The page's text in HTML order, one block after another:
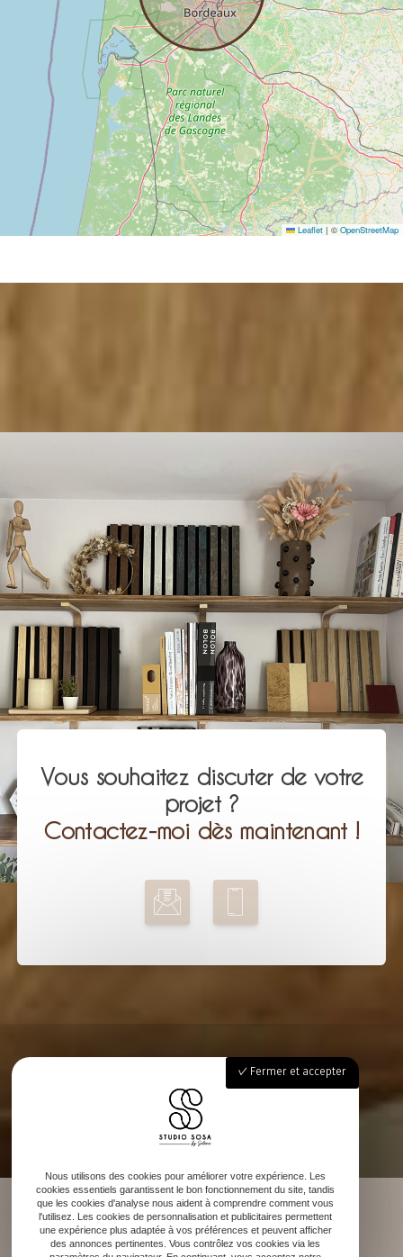
Leaflet | © OpenStreetMap
Vous souhaitez discuter de votre
projet ?
Contactez-moi dès maintenant !
Fermer et accepter
Nous utilisons des cookies pour améliorer votre expérience. Les
cookies essentiels garantissent le bon fonctionnement du site, tandis
que les cookies d'analyse nous aident à comprendre comment vous
l'utilisez. Les cookies de personnalisation et publicitaires permettent
une expérience plus adaptée à vos préférences et peuvent afficher
des annonces pertinentes. Vous contrôlez vos cookies via les